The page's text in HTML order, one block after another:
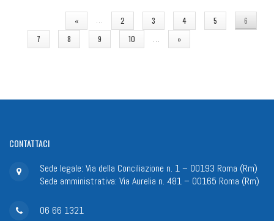
« … 2 3 4 5
6
7
8 9 10 … »
CONTATTACI
Sede legale: Via della Conciliazione n. 1 – 00193 Roma (Rm)
Sede amministrativa: Via Aurelia n. 481 – 00165 Roma (Rm)
06 66 1321